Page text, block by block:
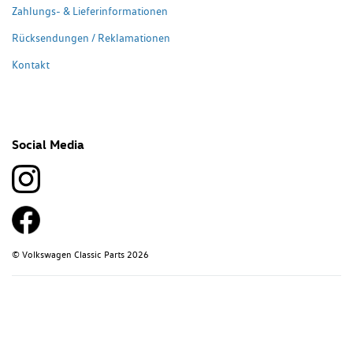
Zahlungs- & Lieferinformationen
Rücksendungen / Reklamationen
Kontakt
Social Media
© Volkswagen Classic Parts 2026